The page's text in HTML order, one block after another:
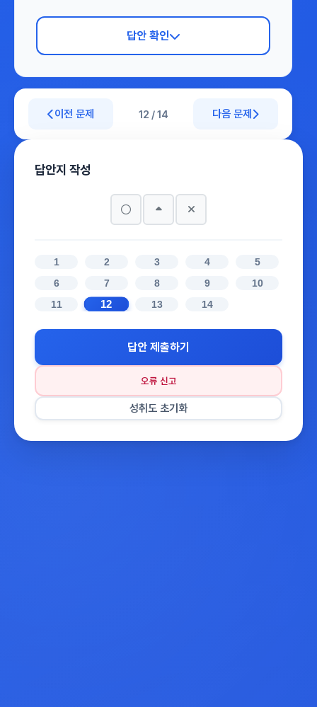
답안 확인
이전 문제 12 / 14 다음 문제
답안지 작성
1 2 3 4
5
6
7 8 9
10
11
12 13 14
답안 제출하기
오류 신고
성취도 초기화